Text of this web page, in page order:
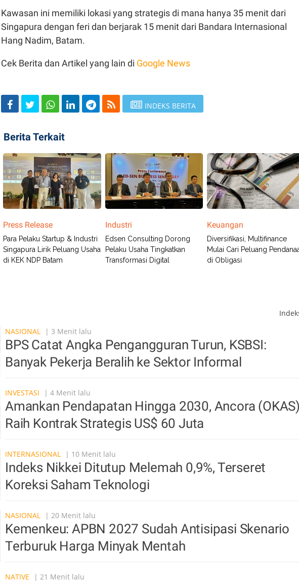
Kawasan ini memiliki lokasi yang strategis di mana hanya 35 menit dari
Singapura dengan feri dan berjarak 15 menit dari Bandara Internasional
Hang Nadim, Batam.
Cek Berita dan Artikel yang lain di Google News
INDEKS BERITA
Berita Terkait
Press Release
Para Pelaku Startup & Industri
Singapura Lirik Peluang Usaha
di KEK NDP Batam
Industri
Edsen Consulting Dorong
Pelaku Usaha Tingkatkan
Transformasi Digital
Keuangan
Diversifikasi, Multifinance
Mulai Cari Peluang
di Obligasi
NASIONAL
| 3 Menit lalu
BPS Catat Angka Pengangguran Turun, KSBSI:
Banyak Pekerja Beralih ke Sektor Informal
INVESTASI | 4 Menit lalu
Amankan Pendapatan Hingga 2030, Ancora (OKAS)
Raih Kontrak Strategis US$ 60 Juta
INTERNASIONAL | 10 Menit lalu
Indeks Nikkei Ditutup Melemah 0,9%, Terseret
Koreksi Saham Teknologi
NASIONAL | 20 Menit lalu
Kemenkeu: APBN 2027 Sudah Antisipasi Skenario
Terburuk Harga Minyak Mentah
NATIVE | 21 Menit lalu